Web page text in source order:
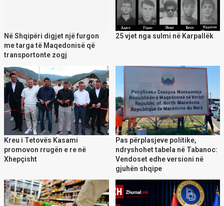
Në Shqipëri digjet një furgon
me targa të Maqedonisë që
transportonte zogj
25 vjet nga sulmi në Karpallëk
Kreu i Tetovës Kasami
promovon rrugën e re në
Xhepçisht
Pas përplasjeve politike,
ndryshohet tabela në Tabanoc:
Vendoset edhe versioni në
gjuhën shqipe